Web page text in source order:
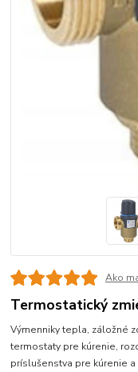
Ako
Termostatický
Výmenniky tepla, záložné
termostaty pre kúrenie,
príslušenstva pre kúrenie a